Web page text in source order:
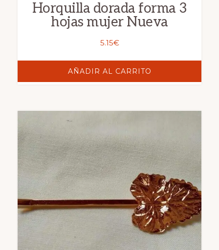
Horquilla dorada forma 3
hojas mujer Nueva
5.15€
AÑADIR AL CARRITO